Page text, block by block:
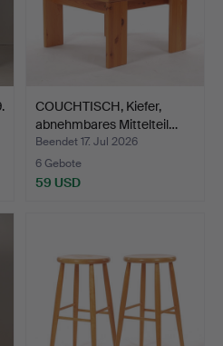
COUCHTISCH, Kiefer,
abnehmbares Mittelteil…
Beendet 17. Jul 2026
6 Gebote
59 USD